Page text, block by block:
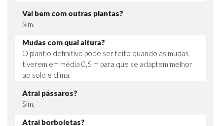
Vai bem com outras plantas?
Sim.
Mudas com qual altura?
O plantio definitivo pode ser feito quando as mudas
tiverem em média 0,5 m para que se adaptem melhor
ao solo e clima.
Atrai pássaros?
Sim.
Atrai borboletas?